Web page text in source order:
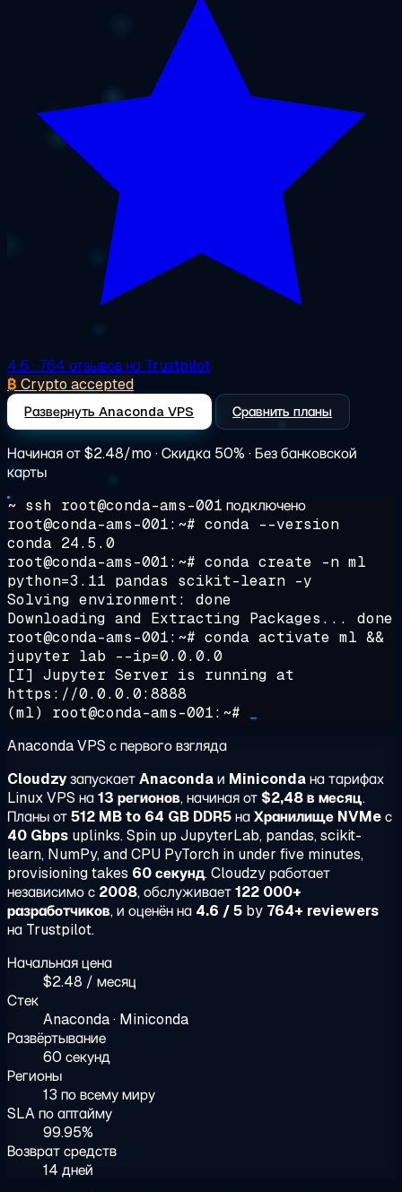
4.6 · 764 отзывов на Trustpilot
₿ Crypto accepted
Развернуть Anaconda VPS Сравнить планы
Начиная от$2.48/mo · Скидка 50% · Без банковской
карты
~ ssh root@conda-ams-001 подключено
root@conda-ams-001:~# conda --version
conda 24.5.0
root@conda-ams-001:~# conda create -n ml
python=3.11 pandas scikit-learn -y
Solving environment: done
Downloading and Extracting Packages... done
root@conda-ams-001:~# conda activate ml &&
jupyter lab --ip=0.0.0.0
[I] Jupyter Server is running at
https://0.0.0.0:8888
(ml) root@conda-ams-001:~#
Anaconda VPS с первого взгляда
CloudzyзапускаетAnacondaи Minicondaна тарифах
Linux VPS на13 регионов, начиная от $2,48 в месяц.
Планы от512 MB to 64 GB DDR5наХранилище NVMeс
40 Gbps uplinks. Spin up JupyterLab, pandas, scikit-
learn, NumPy, and CPU PyTorch in under five minutes,
provisioning takes 60 секунд. Cloudzy работает
независимо с 2008, обслуживает122 000+
разработчиков, и оценён на 4.6 / 5 by 764+ reviewers
на Trustpilot.
Начальная цена
$2.48 / месяц
Стек
Anaconda · Miniconda
Развёртывание
60 секунд
Регионы
13 по всему миру
SLA по аптайму
99.95%
Возврат средств
14 дней